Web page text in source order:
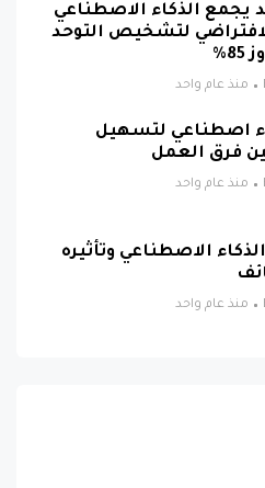
يجمع الذكاء الاصطناعي
لتشخيص التوحد
منذ عام واحد
اصطناعي لتسهيل
فرق العمل
منذ عام واحد
الاصطناعي وتأثيره
منذ عام واحد